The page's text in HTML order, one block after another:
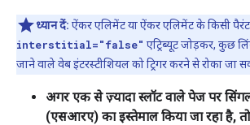
ध्यान दें: ऐंकर एलिमेंट या ऐंकर एलिमेंट के किसी
interstitial="false" एट्रिब्यूट जोड़कर, कुछ
जाने वाले वेब इंटरस्टीशियल को ट्रिगर करने से रोका जा
अगर एक से ज़्यादा स्लॉट वाले पेज पर
(एसआरए) का इस्तेमाल किया जा रहा है, तो